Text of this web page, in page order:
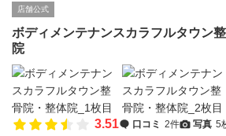
店舗公式
ボディメンテナンスカラフルタウン
院
3.51 口コミ 2件 写真 5